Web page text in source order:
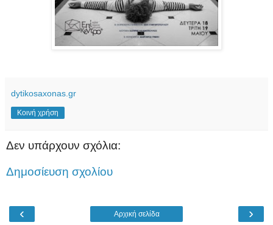
dytikosaxonas.gr
Κοινή χρήση
Δεν υπάρχουν σχόλια:
Δημοσίευση σχολίου
‹ ›
Αρχική σελίδα